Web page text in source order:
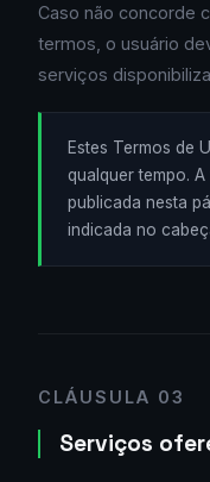
Caso não concorde
termos, o usuário
serviços
Estes Termos de
qualquer tempo.
publicada nesta
indicada no
CLÁUSULA 03
Serviços